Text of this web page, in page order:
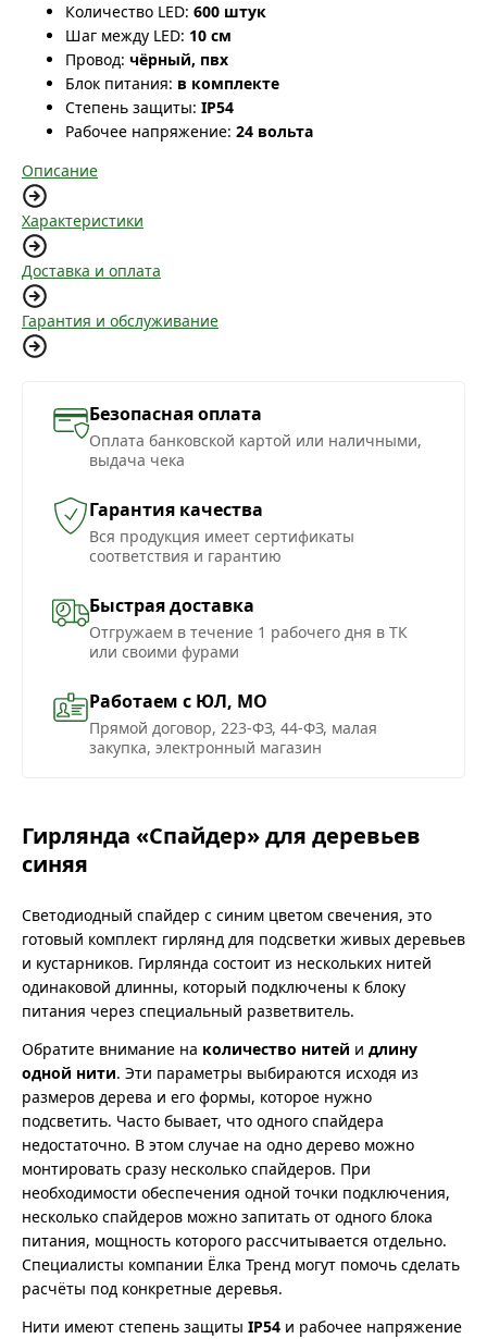
Количество LED: 600 штук
Шаг между LED: 10 см
Провод: чёрный, пвх
Блок питания: в комплекте
Степень защиты: IP54
Рабочее напряжение: 24 вольта
Описание
Характеристики
Доставка и оплата
Гарантия и обслуживание
Безопасная оплата
Оплата банковской картой или наличными,
выдача чека
Гарантия качества
Вся продукция имеет сертификаты
соответствия и гарантию
Быстрая доставка
Отгружаем в течение 1 рабочего дня в ТК
или своими фурами
Работаем с ЮЛ, МО
Прямой договор, 223-ФЗ, 44-ФЗ, малая
закупка, электронный магазин
Гирлянда «Спайдер» для деревьев
синяя
Светодиодный спайдер с синим цветом свечения, это
готовый комплект гирлянд для подсветки живых деревьев
и кустарников. Гирлянда состоит из нескольких нитей
одинаковой длинны, который подключены к блоку
питания через специальный разветвитель.
Обратите внимание на количество нитей и длину
одной нити. Эти параметры выбираются исходя из
размеров дерева и его формы, которое нужно
подсветить. Часто бывает, что одного спайдера
недостаточно. В этом случае на одно дерево можно
монтировать сразу несколько спайдеров. При
необходимости обеспечения одной точки подключения,
несколько спайдеров можно запитать от одного блока
питания, мощность которого рассчитывается отдельно.
Специалисты компании Ёлка Тренд могут помочь сделать
расчёты под конкретные деревья.
Нити имеют степень защиты IP54 и рабочее напряжение